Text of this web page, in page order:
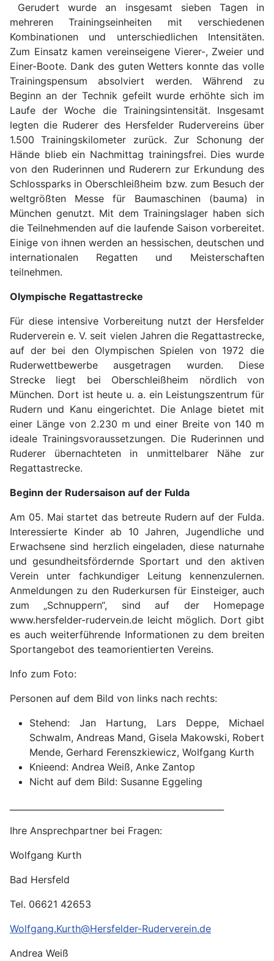
Gerudert wurde an insgesamt sieben Tagen in
mehreren Trainingseinheiten mit verschiedenen
Kombinationen und unterschiedlichen Intensitäten.
Zum Einsatz kamen vereinseigene Vierer-, Zweier und
Einer-Boote. Dank des guten Wetters konnte das volle
Trainingspensum absolviert werden. Während zu
Beginn an der Technik gefeilt wurde erhöhte sich im
Laufe der Woche die Trainingsintensität. Insgesamt
legten die Ruderer des Hersfelder Rudervereins über
1.500 Trainingskilometer zurück. Zur Schonung der
Hände blieb ein Nachmittag trainingsfrei. Dies wurde
von den Ruderinnen und Ruderern zur Erkundung des
Schlossparks in Oberschleißheim bzw. zum Besuch der
weltgrößten Messe für Baumaschinen (bauma) in
München genutzt. Mit dem Trainingslager haben sich
die Teilnehmenden auf die laufende Saison vorbereitet.
Einige von ihnen werden an hessischen, deutschen und
internationalen Regatten und Meisterschaften
teilnehmen.
Olympische Regattastrecke
Für diese intensive Vorbereitung nutzt der Hersfelder
Ruderverein e. V. seit vielen Jahren die Regattastrecke,
auf der bei den Olympischen Spielen von 1972 die
Ruderwettbewerbe ausgetragen wurden. Diese
Strecke liegt bei Oberschleißheim nördlich von
München. Dort ist heute u. a. ein Leistungszentrum für
Rudern und Kanu eingerichtet. Die Anlage bietet mit
einer Länge von 2.230 m und einer Breite von 140 m
ideale Trainingsvoraussetzungen. Die Ruderinnen und
Ruderer übernachteten in unmittelbarer Nähe zur
Regattastrecke.
Beginn der Rudersaison auf der Fulda
Am 05. Mai startet das betreute Rudern auf der Fulda.
Interessierte Kinder ab 10 Jahren, Jugendliche und
Erwachsene sind herzlich eingeladen, diese naturnahe
und gesundheitsfördernde Sportart und den aktiven
Verein unter fachkundiger Leitung kennenzulernen.
Anmeldungen zu den Ruderkursen für Einsteiger, auch
zum „Schnuppern“, sind auf der Homepage
www.hersfelder-rudervein.de leicht möglich. Dort gibt
es auch weiterführende Informationen zu dem breiten
Sportangebot des teamorientierten Vereins.
Info zum Foto:
Personen auf dem Bild von links nach rechts:
Stehend: Jan Hartung, Lars Deppe, Michael
Schwalm, Andreas Mand, Gisela Makowski, Robert
Mende, Gerhard Ferenszkiewicz, Wolfgang Kurth
Knieend: Andrea Weiß, Anke Zantop
Nicht auf dem Bild: Susanne Eggeling
Ihre Ansprechpartner bei Fragen:
Wolfgang Kurth
Bad Hersfeld
Tel. 06621 42653
Wolfgang.Kurth@Hersfelder-Ruderverein.de
Andrea Weiß